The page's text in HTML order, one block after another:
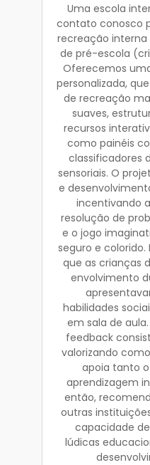
Uma escola
contato conosco
recreação interna
de pré-escola
Oferecemos
personalizada,
de recreação
suaves,
recursos
como painéis
classificadores
sensoriais. O
e
incentivando
resolução de
e o jogo
seguro e
que as crianças
envolvimento
habilidades
em sala de
feedback
valorizando
apoia tanto
aprendizagem
então,
outras
capacidade
lúdicas